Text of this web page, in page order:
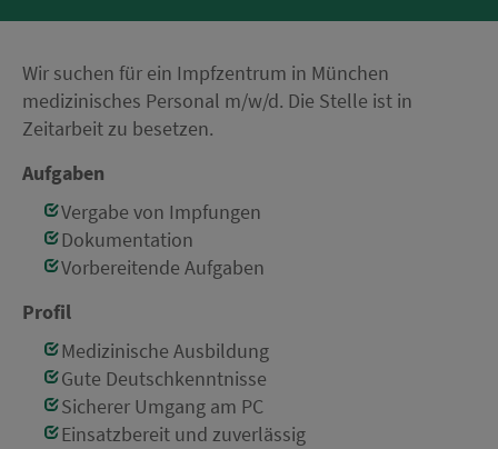
Wir suchen für ein Impfzentrum in München
medizinisches Personal m/w/d. Die Stelle ist in
Zeitarbeit zu besetzen.
Aufgaben
Vergabe von Impfungen
Dokumentation
Vorbereitende Aufgaben
Profil
Medizinische Ausbildung
Gute Deutschkenntnisse
Sicherer Umgang am PC
Einsatzbereit und zuverlässig